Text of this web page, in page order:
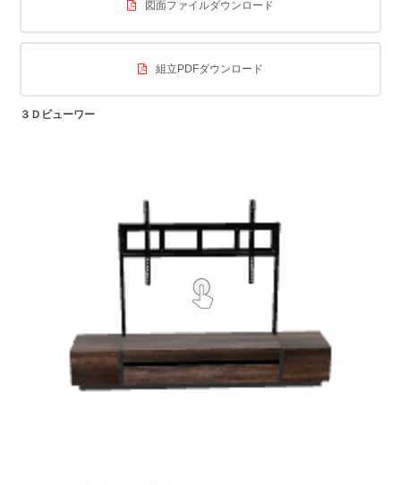
図面ファイルダウンロード
組立PDFダウンロード
３Ｄビューワー